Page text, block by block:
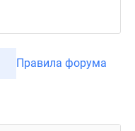
Правила форума